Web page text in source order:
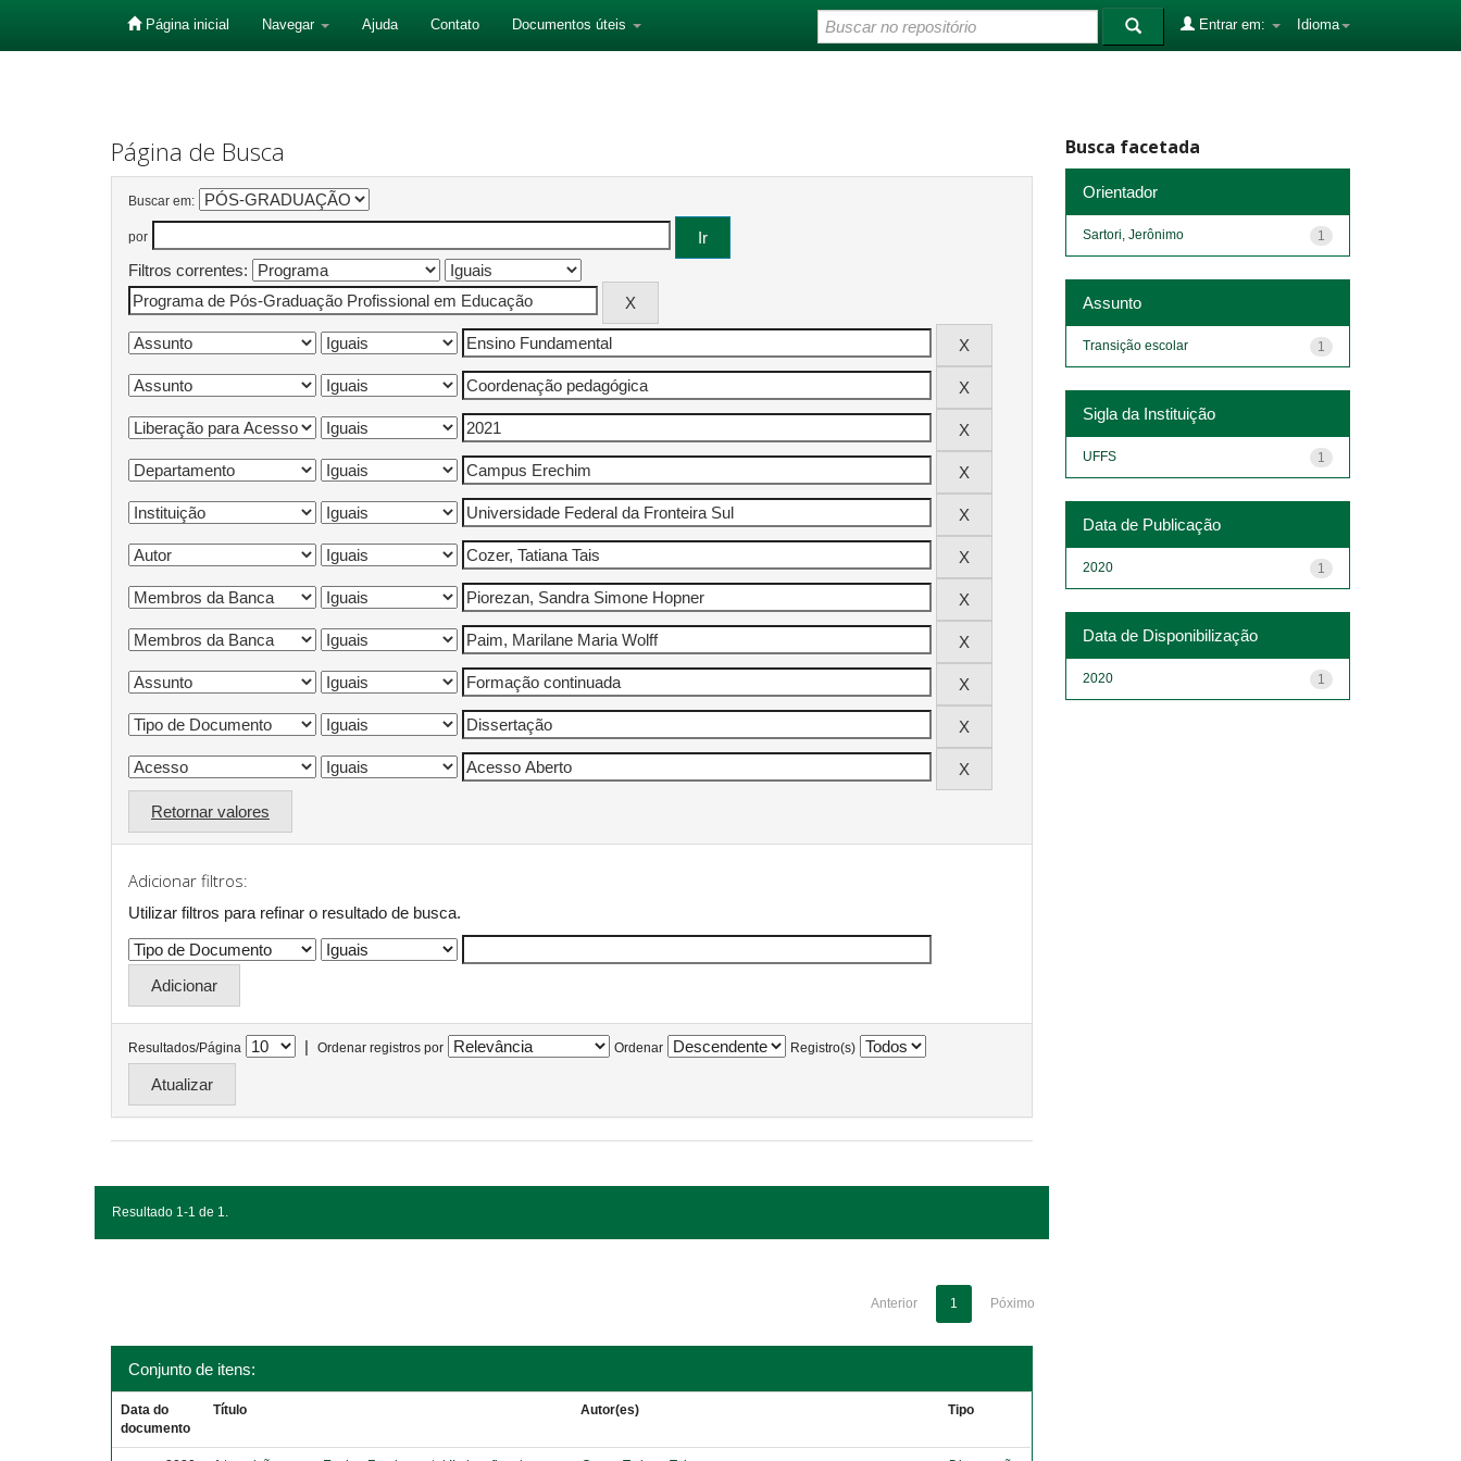
Página inicial Navegar Ajuda Contato Documentos úteis Idioma
Entrar em:
Página de Busca
Buscar em:
por
Filtros correntes:
Retornar valores
Adicionar filtros:
Utilizar filtros para refinar o resultado de busca.
Resultados/Página | Ordenar registros por Ordenar Registro(s)
Resultado 1-1 de 1.
Anterior 1 Póximo
Conjunto de itens:
Data do
documento
Título Autor(es) Tipo
Busca facetada
Orientador
1
Sartori, Jerônimo
Assunto
1
Transição escolar
Sigla da Instituição
1
UFFS
Data de Publicação
1
2020
Data de Disponibilização
1
2020